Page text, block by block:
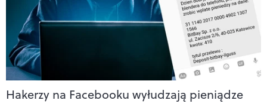
Hakerzy na Facebooku wyłudzają pieniądze